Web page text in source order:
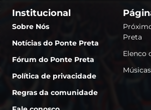
Institucional
Sobre Nós
Notícias do Ponte Preta
Fórum do Ponte Preta
Política de privacidade
Regras da comunidade
Preta
Elenco